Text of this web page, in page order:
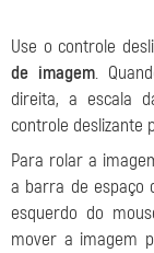
Use o controle
de imagem.
direita, a escala
controle deslizante
Para rolar a
a barra de espaço
esquerdo do
mover a imagem